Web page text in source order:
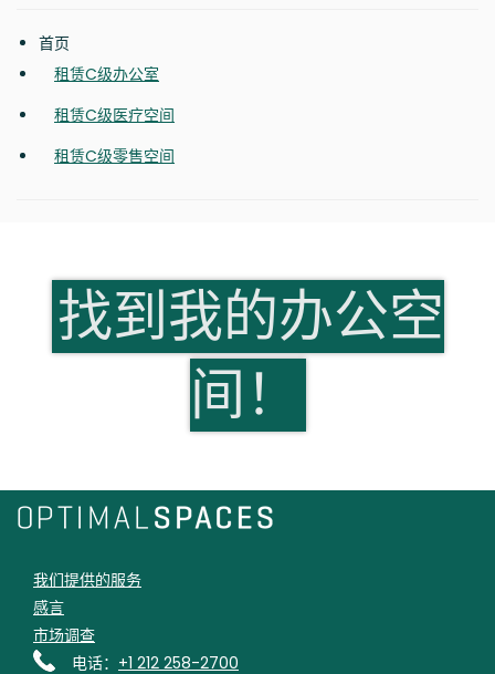
首页
租赁C级办公室
租赁C级医疗空间
租赁C级零售空间
找到我的办公空
间！
我们提供的服务
感言
市场调查
电话： +1 212 258-2700